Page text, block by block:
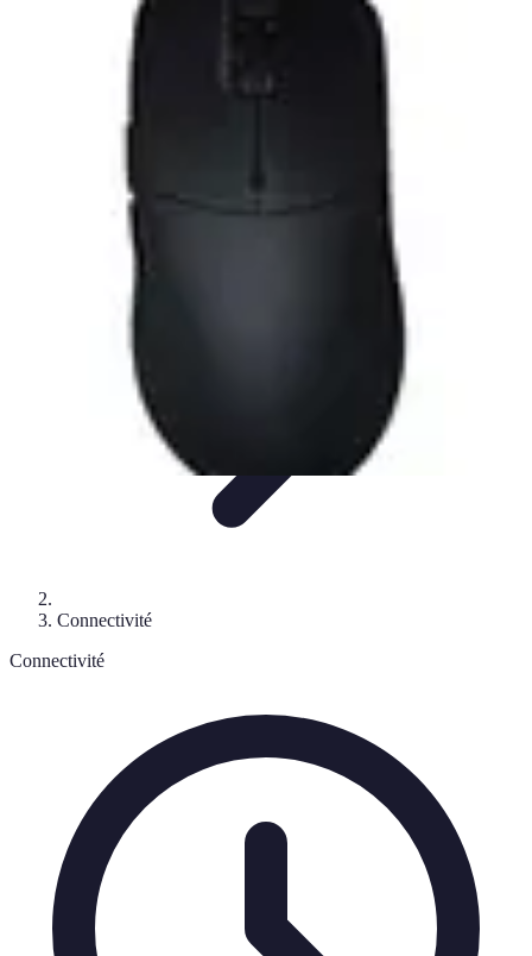
Connect Belgium
Objets Connectés
Sécurité des objets
Tendances
Connect Belgium
Connectivité
Connectivité